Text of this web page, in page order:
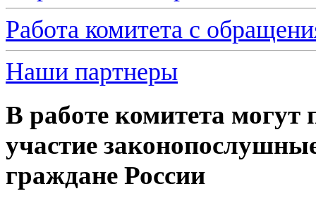
Работа комитета с
Наши партнеры
В работе комитета могут
участие
граждане России